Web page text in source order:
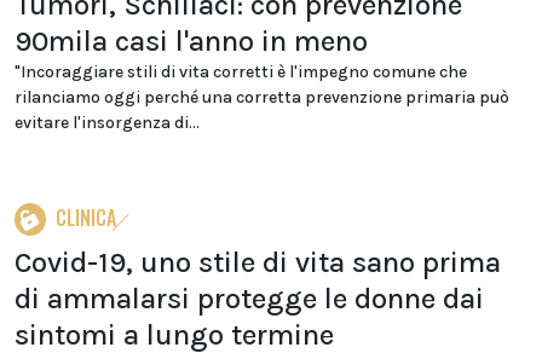
90mila casi l'anno in meno
"Incoraggiare stili di vita corretti è l'impegno comune che
rilanciamo oggi perché una corretta prevenzione primaria può
evitare l'insorgenza di...
CLINICA
Covid-19, uno stile di vita sano prima
di ammalarsi protegge le donne dai
sintomi a lungo termine